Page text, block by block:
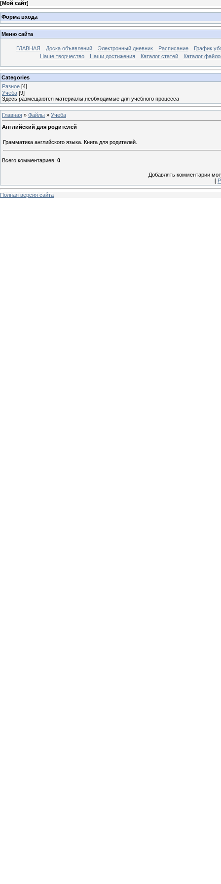
[Мой сайт]
Форма входа
Меню сайта
ГЛАВНАЯ Доска объявлений Электронный дневник Расписание
График
Наше творчество
Наши достижения Каталог статей Каталог
Categories
Разное [4]
Учеба [9]
Здесь размещаются материалы,необходимые для учебного процесса
Главная » Файлы » Учеба
Английский для родителей
Грамматика английского языка. Книга для родителей.
Всего комментариев: 0
Добавлять комментарии
[
Полная версия сайта